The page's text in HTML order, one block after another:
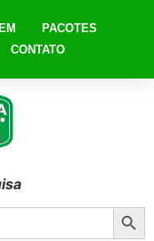
PACOTES
CONTATO